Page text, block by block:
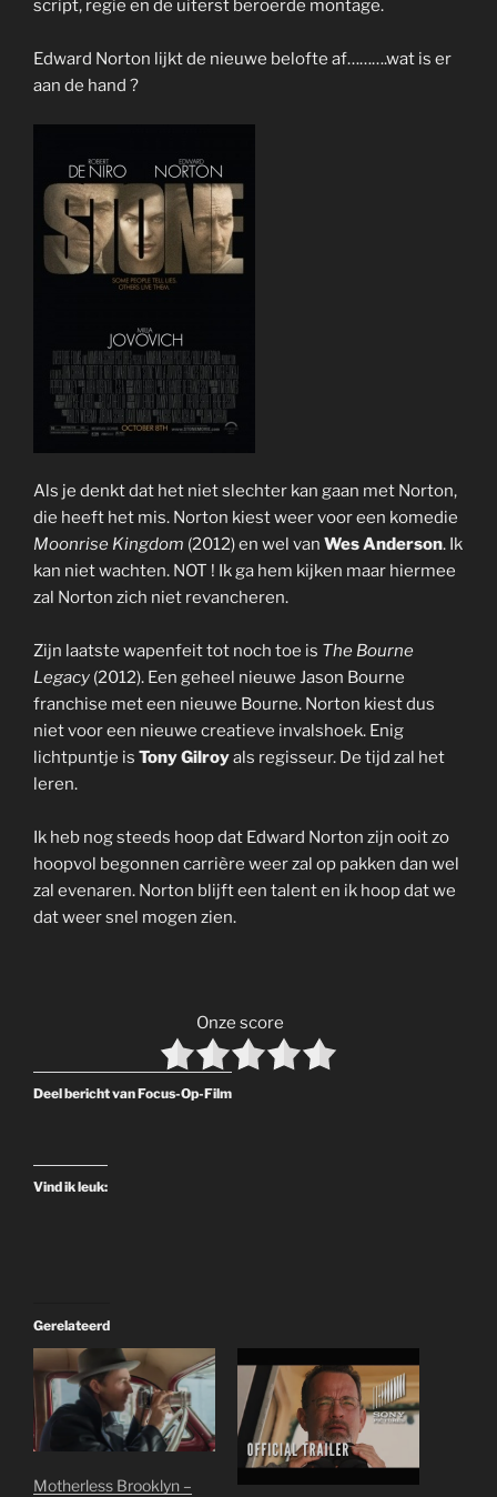
script, regie en de uiterst beroerde montage.
Edward Norton lijkt de nieuwe belofte af……….wat is er
aan de hand ?
Als je denkt dat het niet slechter kan gaan met Norton,
die heeft het mis. Norton kiest weer voor een komedie
Moonrise Kingdom (2012) en wel van Wes Anderson. Ik
kan niet wachten. NOT ! Ik ga hem kijken maar hiermee
zal Norton zich niet revancheren.
Zijn laatste wapenfeit tot noch toe is The Bourne
Legacy (2012). Een geheel nieuwe Jason Bourne
franchise met een nieuwe Bourne. Norton kiest dus
niet voor een nieuwe creatieve invalshoek. Enig
lichtpuntje is Tony Gilroyals regisseur. De tijd zal het
leren.
Ik heb nog steeds hoop dat Edward Norton zijn ooit zo
hoopvol begonnen carrière weer zal op pakken dan wel
zal evenaren. Norton blijft een talent en ik hoop dat we
dat weer snel mogen zien.
Onze score
Deel bericht van Focus-Op-Film
Vind ik leuk:
Gerelateerd
Motherless Brooklyn –